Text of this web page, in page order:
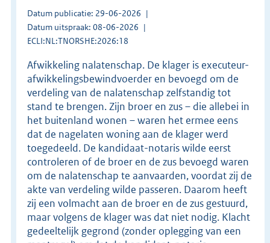
Datum publicatie: 29-06-2026
Datum uitspraak: 08-06-2026
ECLI:NL:TNORSHE:2026:18
Afwikkeling nalatenschap. De klager is executeur-
afwikkelingsbewindvoerder en bevoegd om de
verdeling van de nalatenschap zelfstandig tot
stand te brengen. Zijn broer en zus – die allebei in
het buitenland wonen – waren het ermee eens
dat de nagelaten woning aan de klager werd
toegedeeld. De kandidaat-notaris wilde eerst
controleren of de broer en de zus bevoegd waren
om de nalatenschap te aanvaarden, voordat zij de
akte van verdeling wilde passeren. Daarom heeft
zij een volmacht aan de broer en de zus gestuurd,
maar volgens de klager was dat niet nodig. Klacht
gedeeltelijk gegrond (zonder oplegging van een